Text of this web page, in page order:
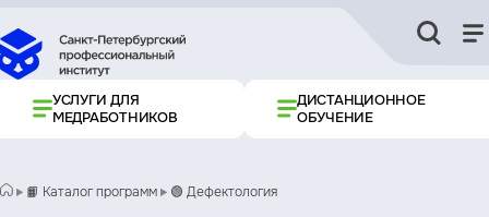
УСЛУГИ ДЛЯ
МЕДРАБОТНИКОВ
ДИСТАНЦИОННОЕ
ОБУЧЕНИЕ
📙 Каталог программ 🟢 Дефектология